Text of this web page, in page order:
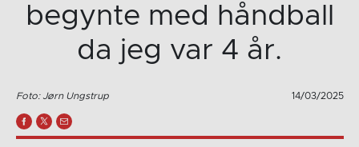
begynte med håndball
da jeg var 4 år.
Foto: Jørn Ungstrup 14/03/2025